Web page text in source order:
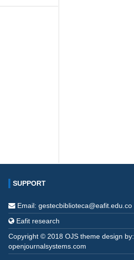
SUPPORT
Email: gestecbiblioteca@eafit.edu.co
Eafit research
Copyright © 2018 OJS theme design by:
openjournalsystems.com